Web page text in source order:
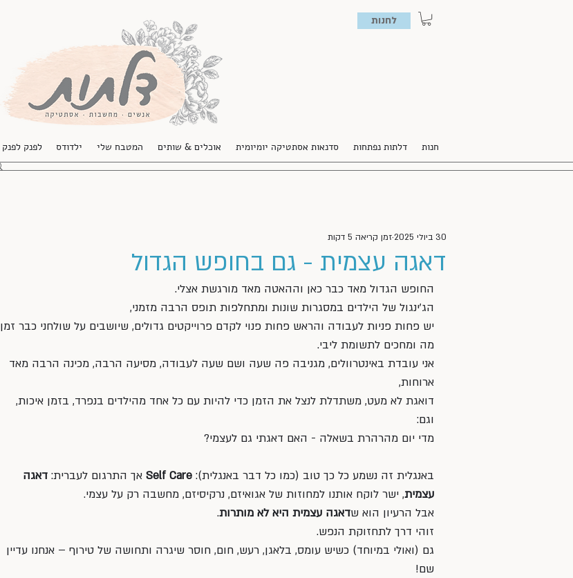
לחנות
חנות דלתות נפתחות סדנאות אסתטיקה יומיומית אוכלים & שותים המטבח שלי ילדודס לפנק לפנק
דאגה עצמית - גם בחופש הגדול
30 ביולי 2025 זמן קריאה 5 דקות
החופש הגדול מאד כבר כאן וההאטה מאד מורגשת אצלי.
הג'ינגול של הילדים במסגרות שונות ומתחלפות תופס הרבה מזמני,
יש פחות פניות לעבודה והראש פחות פנוי לקדם פרוייקטים גדולים, שיושבים על שולחני כבר זמן
מה ומחכים לתשומת ליבי.
אני עובדת באינטרוולים, מגניבה פה שעה ושם שעה לעבודה, מסיעה הרבה, מכינה הרבה מאד
ארוחות,
דואגת לא מעט, משתדלת לנצל את הזמן כדי להיות עם כל אחד מהילדים בנפרד, בזמן איכות,
וגם:
מדי יום מהרהרת בשאלה - האם דאגתי גם לעצמי?
באנגלית זה נשמע כל כך טוב (כמו כל דבר באנגלית): Self Care אך התרגום לעברית: דאגה
עצמית, ישר לוקח אותנו למחוזות של אגואיזם, נרקיסיזם, מחשבה רק על עצמי.
אבל הרעיון הוא שדאגה עצמית היא לא מותרות.
זוהי דרך לתחזוקת הנפש.
גם (ואולי במיוחד) כשיש עומס, בלאגן, רעש, חום, חוסר שיגרה ותחושה של טירוף – אנחנו עדיין
שם!